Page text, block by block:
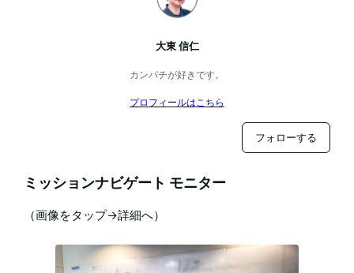
大東 信仁
カンパチが好きです。
プロフィールはこちら
フォローする
ミッションナビゲート モニター
（画像をタップ→詳細へ）